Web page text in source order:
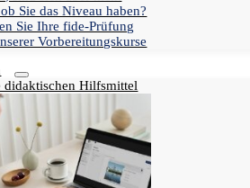
Sie das Niveau haben?
Sie Ihre fide-Prüfung
Vorbereitungskurse
didaktischen Hilfsmittel